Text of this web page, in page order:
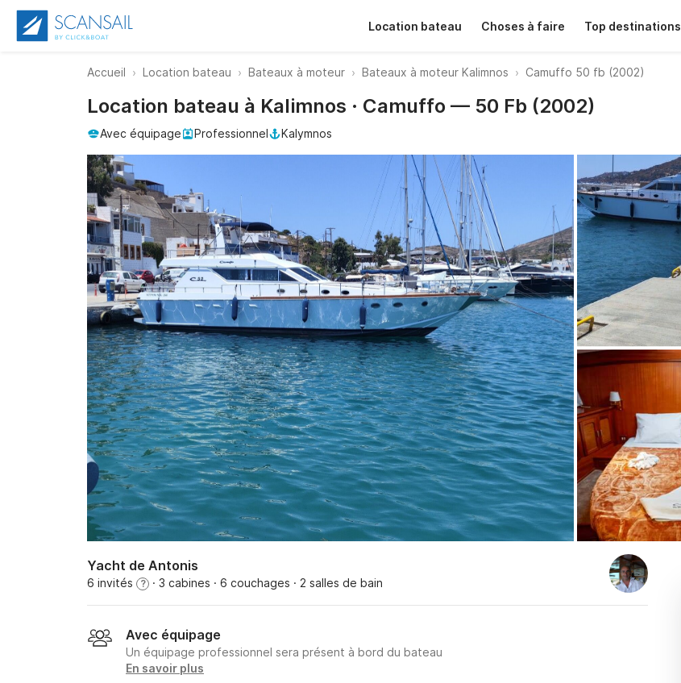
Location bateau Choses à faire Top destinations
Accueil Location bateau Bateaux à moteur Bateaux à moteur Kalimnos Camuffo 50 fb (2002)
Location bateau à Kalimnos · Camuffo — 50 Fb (2002)
Avec équipage Professionnel Kalymnos
Yacht de Antonis
6 invités ? · 3 cabines · 6 couchages · 2 salles de bain
Avec équipage
Un équipage professionnel sera présent à bord du bateau
En savoir plus